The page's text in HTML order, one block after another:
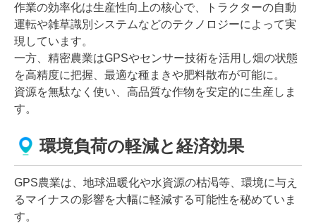
作業の効率化は生産性向上の核心で、トラクターの自動
運転や雑草識別システムなどのテクノロジーによって実
現しています。
一方、精密農業はGPSやセンサー技術を活用し畑の状態
を高精度に把握、最適な種まきや肥料散布が可能に。
資源を無駄なく使い、高品質な作物を安定的に生産しま
す。
環境負荷の軽減と経済効果
GPS農業は、地球温暖化や水資源の枯渇等、環境に与え
るマイナスの影響を大幅に軽減する可能性を秘めていま
す。